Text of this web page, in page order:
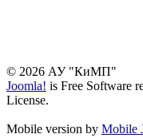
© 2026 АУ "КиМП"
Joomla! is Free Software
License.
Mobile version by Mobile